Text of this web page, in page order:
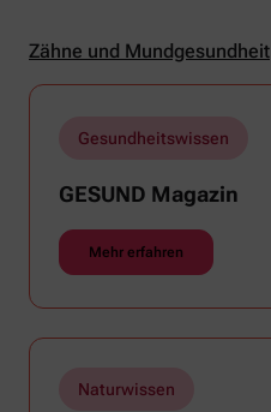
Zähne und Mundgesundheit
Gesundheitswissen
GESUND Magazin
Mehr erfahren
Naturwissen